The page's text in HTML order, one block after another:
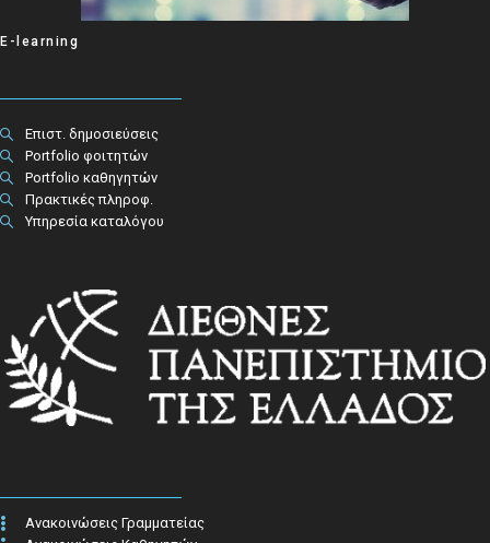
E-learning
Επιστ. δημοσιεύσεις
Portfolio φοιτητών
Portfolio καθηγητών
Πρακτικές πληροφ.​
Υπηρεσία καταλόγου
Ανακοινώσεις Γραμματείας